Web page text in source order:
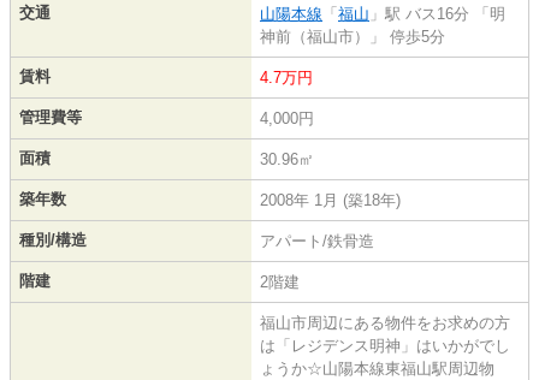
交通
山陽本線 「 福山 」駅 バス16分 「明
神前（福山市）」 停歩5分
賃料 4.7万円
管理費等 4,000円
面積 30.96㎡
築年数 2008年 1月 (築18年)
種別/構造 アパート/鉄骨造
階建 2階建
福山市周辺にある物件をお求めの方
は「レジデンス明神」はいかがでし
ょうか☆山陽本線東福山駅周辺物